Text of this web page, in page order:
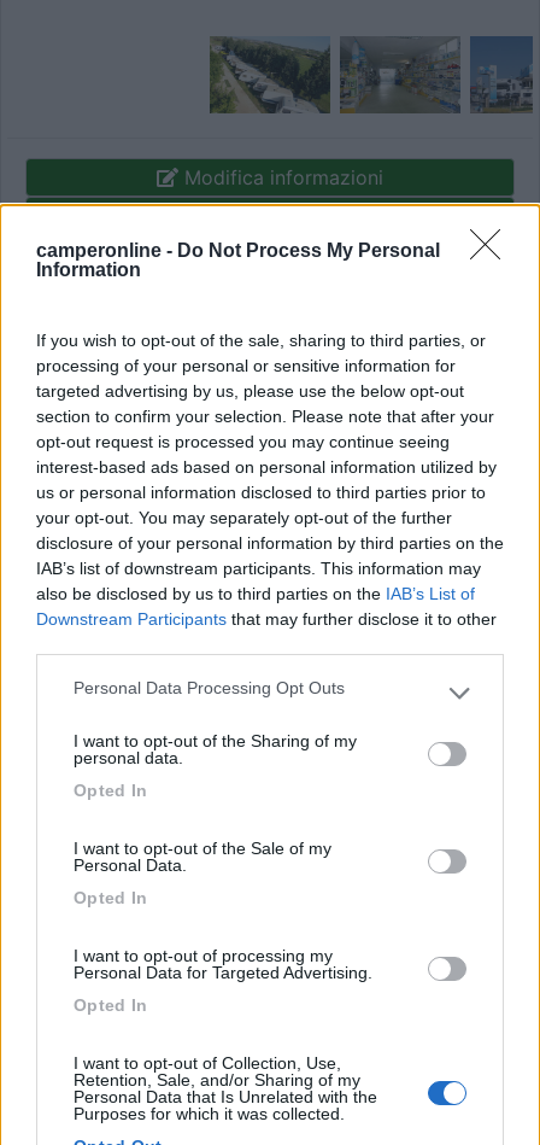
camperonline - Do Not Process My Personal
Information
If you wish to opt-out of the sale, sharing to third parties, or
processing of your personal or sensitive information for
targeted advertising by us, please use the below opt-out
section to confirm your selection. Please note that after your
opt-out request is processed you may continue seeing
interest-based ads based on personal information utilized by
us or personal information disclosed to third parties prior to
your opt-out. You may separately opt-out of the further
disclosure of your personal information by third parties on the
IAB’s list of downstream participants. This information may
also be disclosed by us to third parties on the IAB’s List of
Downstream Participants that may further disclose it to other
Please note that this website/app uses one or more Google
not limited to your visit or usage behaviour. You may click to
grant or deny consent to Google and its third-party tags to
use your data for below specified purposes in below Google
Personal Data Processing Opt Outs
I want to opt-out of the Sharing of my
personal data.
Opted In
I want to opt-out of the Sale of my
Personal Data.
Opted In
I want to opt-out of processing my
Personal Data for Targeted Advertising.
Opted In
I want to opt-out of Collection, Use,
Retention, Sale, and/or Sharing of my
Personal Data that Is Unrelated with the
Purposes for which it was collected.
Modifica informazioni
Commenta
Fai ilLogin percommentare.
Recensioni degli Utenti
Seleziona gli argomenti per leggere le recensioni:
Accoglienza (1) Posizione (1) Servizi (1) Trasporti (1)
Mostra tutto
E un ottimo punto sosta per visitare Salonicco, in
scooter 19 km in alternativa Bus di linea. È tutto
come scritto sul cartello, personale gentile e
disponibile. Se avete problemi tecnici sul camper
rapidità, provato personalmente
Accoglienza
Segnalati nei dintorni
8.8 Tenuta L'Alba di Monte Matino
Otranto(LE)